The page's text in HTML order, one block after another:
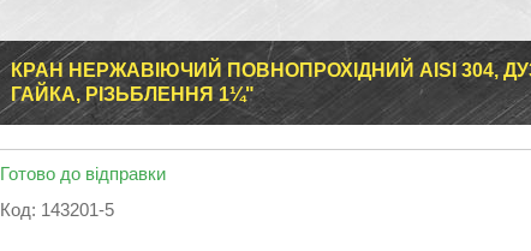
КРАН НЕРЖАВІЮЧИЙ ПОВНОПРОХІДНИЙ AISI 304,
ГАЙКА, РІЗЬБЛЕННЯ 1¼"
Готово до відправки
Код: 143201-5